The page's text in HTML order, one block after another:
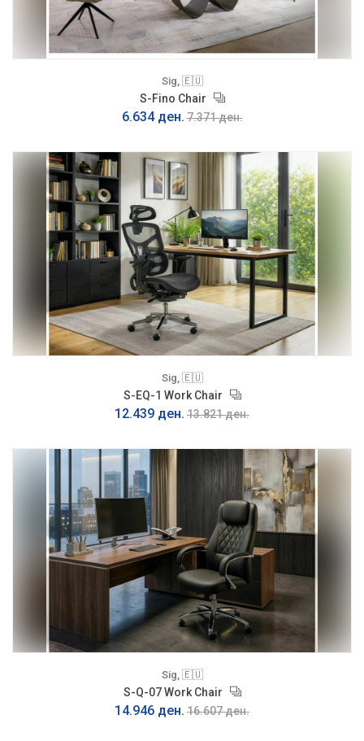
Sig, 🇪🇺
S-Fino Chair
6.634 ден. 7.371 ден.
Sig, 🇪🇺
S-EQ-1 Work Chair
12.439 ден. 13.821 ден.
Sig, 🇪🇺
S-Q-07 Work Chair
14.946 ден. 16.607 ден.